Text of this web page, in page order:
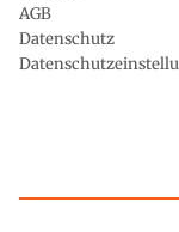
AGB
Datenschutz